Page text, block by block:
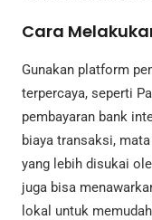
Cara
Gunakan platform
terpercaya, seperti
pembayaran bank
biaya transaksi,
yang lebih disukai
juga bisa
lokal untuk